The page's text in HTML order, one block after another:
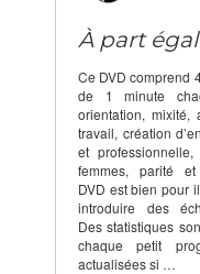
À part
Ce DVD comprend
de 1 minute
orientation, mixité,
travail, création
et
femmes, parité
DVD est bien pour
introduire des
Des statistiques
chaque petit
actualisées si …